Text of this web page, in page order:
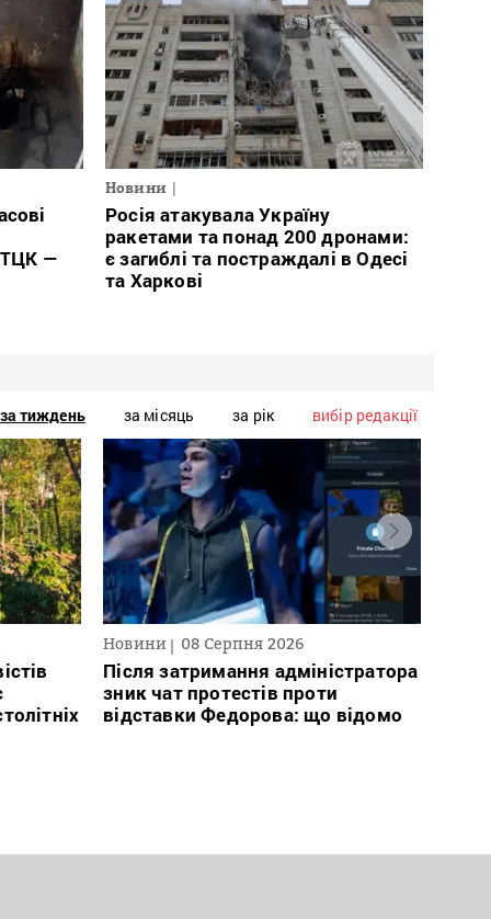
ТЦК —
Новини
Росія атакувала Україну
ракетами та понад 200 дронами:
є загиблі та постраждалі в Одесі
та Харкові
за тиждень за місяць за рік вибір редакції
Новини 08 Серпня 2026
Після затримання адміністратора
зник чат протестів проти
відставки Федорова: що відомо